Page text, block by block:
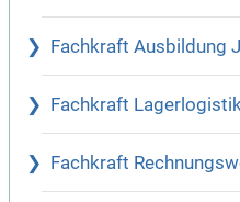
Fachkraft Ausbildung
Fachkraft
Fachkraft